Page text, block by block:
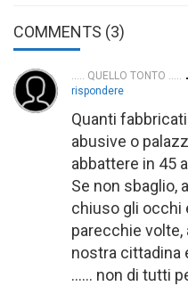
COMMENTS (3)
..... QUELLO TONTO .....
rispondere
Quanti
abusive o
abbattere in 45
Se non sbaglio,
chiuso gli occhi
parecchie volte,
nostra cittadina
…… non di tutti